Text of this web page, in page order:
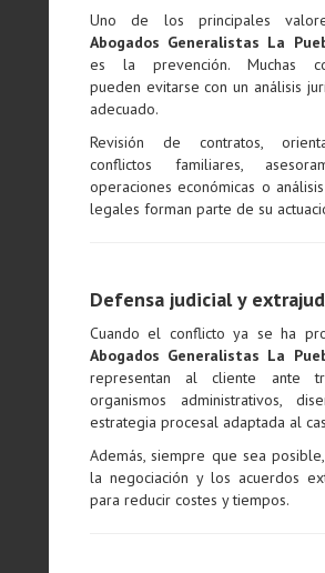
Uno de los principales
Abogados Generalistas La
es la prevención. Muchas
pueden evitarse con un análisis
adecuado.
Revisión de contratos,
conflictos familiares,
operaciones económicas o
legales forman parte de su
Defensa judicial y
Cuando el conflicto ya se ha
Abogados Generalistas La
representan al cliente ante
organismos administrativos,
estrategia procesal adaptada al
Además, siempre que sea
la negociación y los acuerdos
para reducir costes y tiempos.